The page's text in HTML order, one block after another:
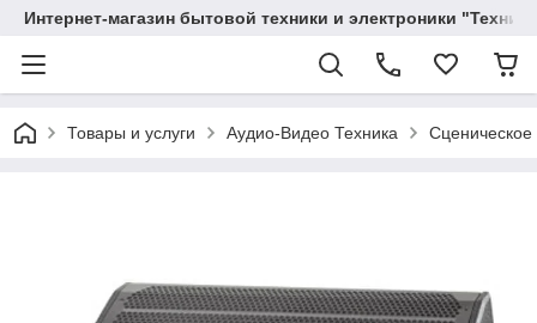
Интернет-магазин бытовой техники и электроники
Товары и услуги Аудио-Видео Техника